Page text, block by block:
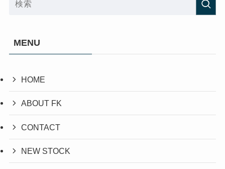
MENU
HOME
ABOUT FK
CONTACT
NEW STOCK